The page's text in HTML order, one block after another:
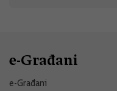
e-Građani
e-Građani